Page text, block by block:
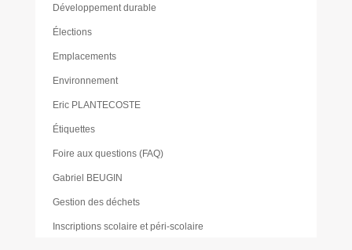
Développement durable
Élections
Emplacements
Environnement
Eric PLANTECOSTE
Étiquettes
Foire aux questions (FAQ)
Gabriel BEUGIN
Gestion des déchets
Inscriptions scolaire et péri-scolaire